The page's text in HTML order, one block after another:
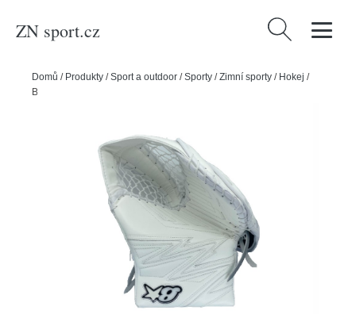
ZN sport.cz Vyhledávání
Domů / Produkty /Sport a outdoor /Sporty /Zimní sporty / Hokej /
Brian’s Lapačka Brian’s Optik 4 SR, bílá, Senior, Klasický gard